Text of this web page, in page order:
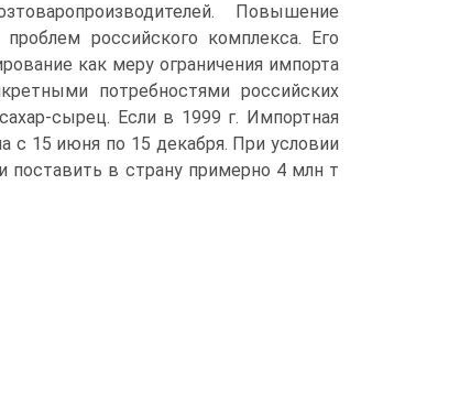
Повышение
российского комп­лекса. Его
как меру ограничения импорта
потребностями российских
сырец. Если в 1999 г. Импортная
с 15 июня по 15 декабря. При условии
поставить в страну примерно 4 млн т